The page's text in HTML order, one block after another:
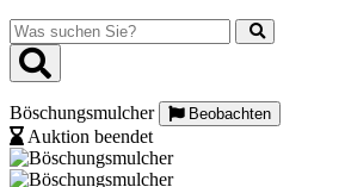
Was
suchen
Sie?
Böschungsmulcher Beobachten
Auktion beendet